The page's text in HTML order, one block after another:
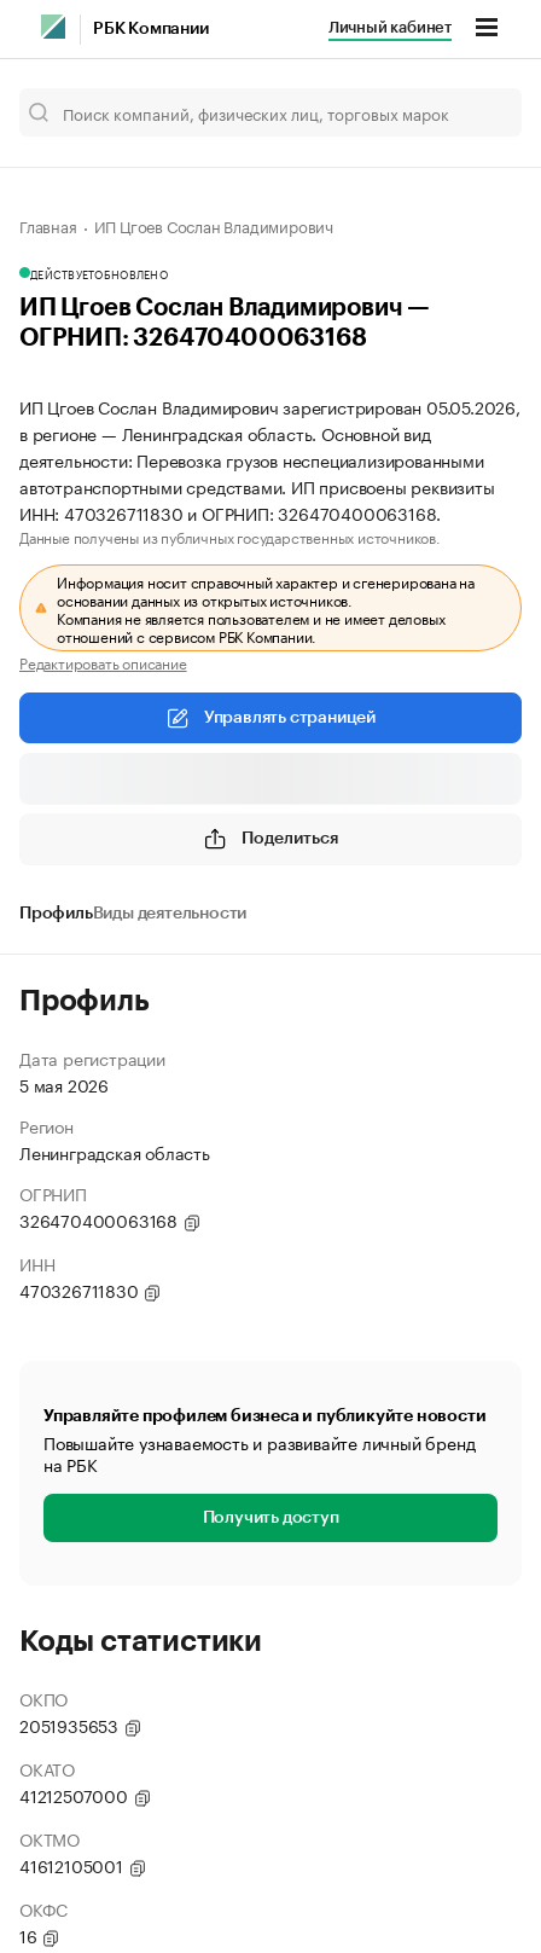
РБК Компании Личный кабинет
Главная ИП Цгоев Сослан Владимирович
ДЕЙСТВУЕТОБНОВЛЕНО
ИП Цгоев Сослан Владимирович —
ОГРНИП: 326470400063168
ИП Цгоев Сослан Владимирович зарегистрирован 05.05.2026,
в регионе — Ленинградская область. Основной вид
деятельности: Перевозка грузов неспециализированными
автотранспортными средствами. ИП присвоены реквизиты
ИНН: 470326711830 и ОГРНИП: 326470400063168.
Данные получены из публичных государственных источников.
Информация носит справочный характер и сгенерирована на
основании данных из открытых источников.
Компания не является пользователем и не имеет деловых
отношений с сервисом РБК Компании.
Редактировать описание
Управлять страницей
Поделиться
ПрофильВиды деятельности
Профиль
Дата регистрации
5 мая 2026
Регион
Ленинградская область
ОГРНИП
326470400063168
ИНН
470326711830
Управляйте профилем бизнеса и публикуйте новости
Повышайте узнаваемость и развивайте личный бренд
на РБК
Получить доступ
Коды статистики
ОКПО
2051935653
ОКАТО
41212507000
ОКТМО
41612105001
ОКФС
16